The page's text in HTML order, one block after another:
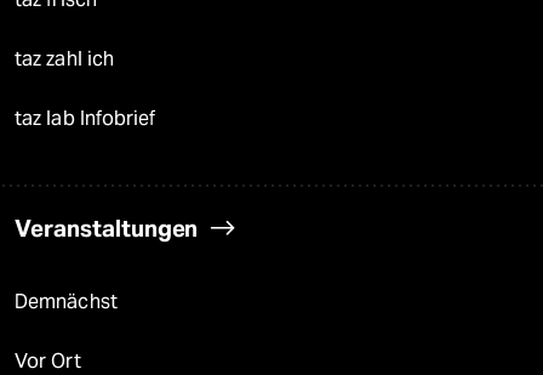
taz zahl ich
taz lab Infobrief
Veranstaltungen
Demnächst
Vor Ort